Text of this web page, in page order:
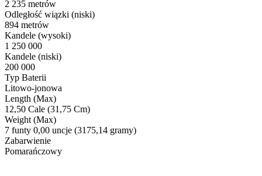
2 235 metrów
Odległość wiązki (niski)
894 metrów
Kandele (wysoki)
1 250 000
Kandele (niski)
200 000
Typ Baterii
Litowo-jonowa
Length (Max)
12,50 Cale (31,75 Cm)
Weight (Max)
7 funty 0,00 uncje (3175,14 gramy)
Zabarwienie
Pomarańczowy